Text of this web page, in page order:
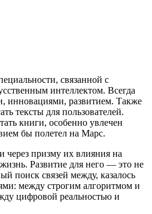
связанной с
интеллектом. Всегда
инновациями, развитием. Также
тексты для пользователей.
книги, особенно увлечен
бы полетел на Марс.
через призму их влияния на
Развитие для него — это не
поиск связей между, казалось
между строгим алгоритмом и
цифровой реальностью и